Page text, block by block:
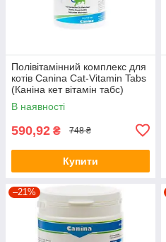
Полівітамінний комплекс для
котів Canina Cat-Vitamin Tabs
(Каніна кет вітамін табс)
250шт.
В наявності
590,92 ₴ 748 ₴
Купити
–21%